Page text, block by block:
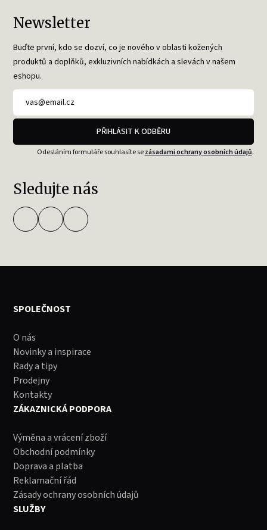
Newsletter
Buďte první, kdo se dozví, co je nového v oblasti kožených
produktů a doplňků, exkluzivních nabídkách a slevách v našem
eshopu.
PŘIHLÁSIT K ODBĚRU
Odesláním formuláře souhlasíte sezásadami ochrany osobních údajů.
Sledujte nás
SPOLEČNOST
O nás
Novinky a inspirace
Rady a tipy
Prodejny
Kontakty
ZÁKAZNICKÁ PODPORA
Výměna a vrácení zboží
Obchodní podmínky
Doprava a platba
Reklamační řád
Zásady ochrany osobních údajů
SLUŽBY